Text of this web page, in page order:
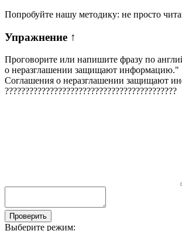
Попробуйте нашу методику: не просто
Упражнение ↑
Проговорите или напишите фразу по
о неразглашении защищают информацию."
Соглашения о неразглашении защищают
??????????????????????????????????????????
Проверить
Выберите режим: